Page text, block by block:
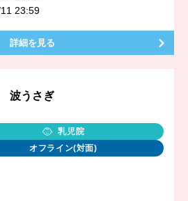
23:59
詳細を見る
波うさぎ
乳児院
オフライン(対面)